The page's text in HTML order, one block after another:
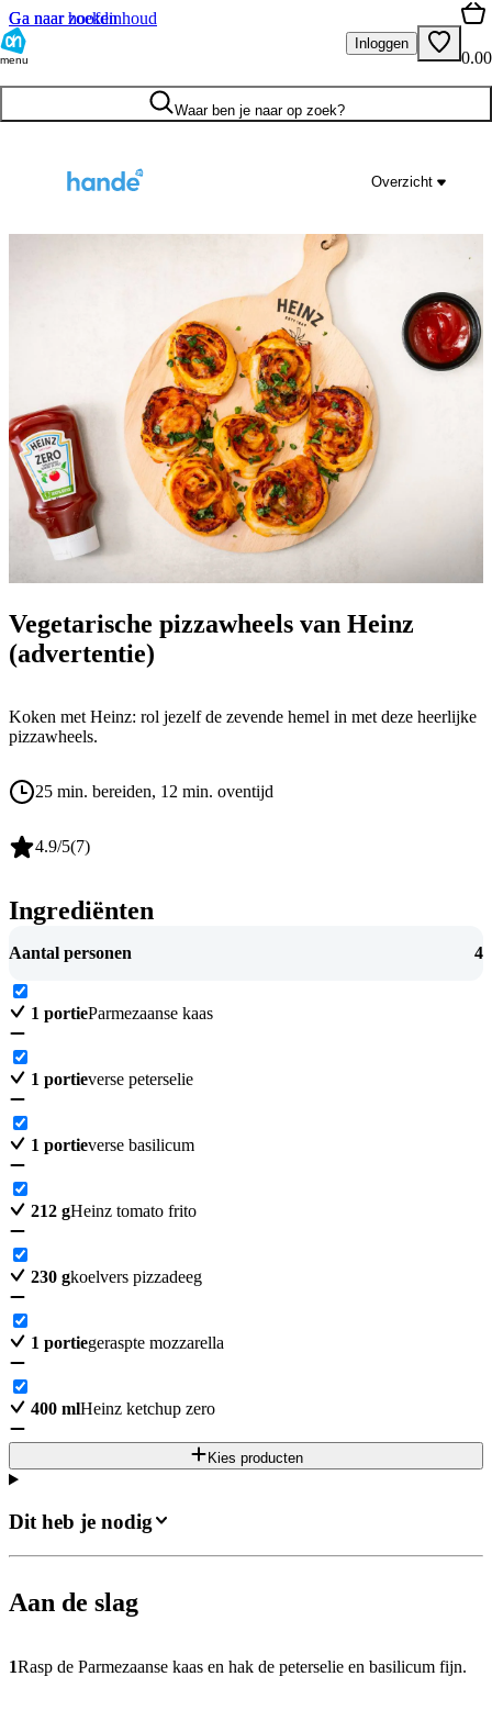
Ga naar hoofdinhoud
Ga naar zoeken
menu
Inloggen
0.00
Waar ben je naar op zoek?
Overzicht
Vegetarische pizzawheels van Heinz
(advertentie)
Koken met Heinz: rol jezelf de zevende hemel in met deze heerlijke
pizzawheels.
25 min. bereiden, 12 min. oventijd
4.9/5(7)
Ingrediënten
Aantal personen 4
1 portieParmezaanse kaas
1 portieverse peterselie
1 portieverse basilicum
212 gHeinz tomato frito
230 gkoelvers pizzadeeg
1 portiegeraspte mozzarella
400 mlHeinz ketchup zero
Kies producten
Dit heb je nodig
nz
Aan de slag
1Rasp de Parmezaanse kaas en hak de peterselie en basilicum fijn.